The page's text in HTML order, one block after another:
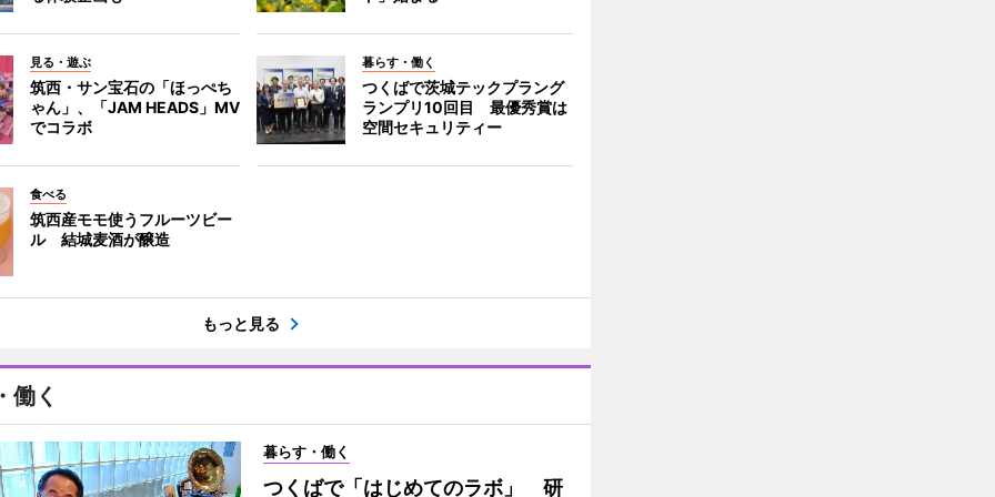
見る・遊ぶ
筑西・サン宝石の「ほっぺち
ゃん」、「JAM HEADS」MV
でコラボ
暮らす・働く
つくばで茨城テックプラング
ランプリ10回目 最優秀賞は
空間セキュリティー
食べる
筑西産モモ使うフルーツビー
ル 結城麦酒が醸造
もっと見る
働く
暮らす・働く
つくばで「はじめてのラボ」 研